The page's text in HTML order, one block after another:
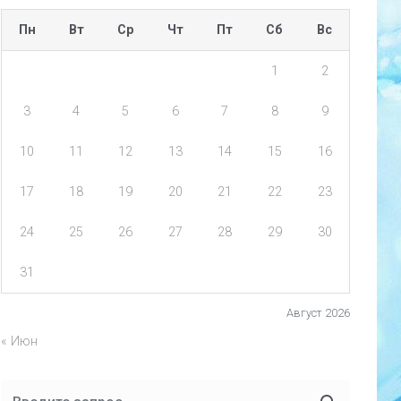
Август 2026
Пн Вт Ср Чт Пт Сб Вс
1 2
3 4 5 6 7 8 9
10 11 12 13 14 15 16
17 18 19 20 21 22 23
24 25 26 27 28 29 30
31
« Июн